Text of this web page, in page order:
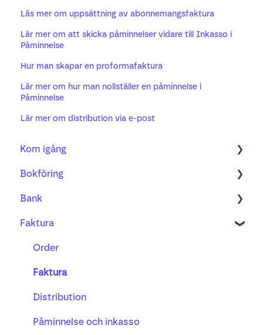
Läs mer om uppsättning av abonnemangsfaktura
Lär mer om att skicka påminnelser vidare till Inkasso i
Påminnelse
Hur man skapar en proformafaktura
Lär mer om hur man nollställer en påminnelse i
Påminnelse
Lär mer om distribution via e-post
Kom igång
Bokföring
Fakturering
Bank
Projekt
Lön
Busy tidsregistrering
Bokföring
Kom igång med ny bilagshantering
Verifikationshantering
Underlag, kvitto och godkännande
Moms
AI-mottagandet
Valuta
Bank
Bank
Bankavstämning
Betalning
Faktura
Order
Faktura
Distribution
Påminnelse och inkasso